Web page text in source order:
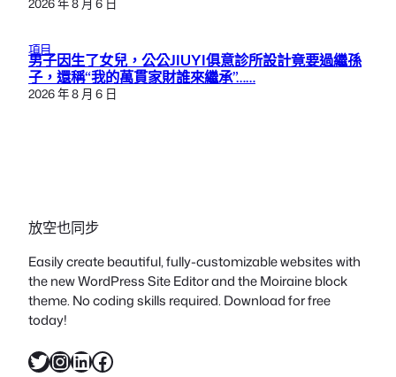
項目
男子因生了女兒，公公JIUYI俱意診所設計竟要過繼孫
子，還稱“我的萬貫家財誰來繼承”……
2026 年 8 月 6 日
放空也同步
Easily create beautiful, fully-customizable websites with
the new WordPress Site Editor and the Moiraine block
theme. No coding skills required. Download for free
today!
X InstagramLinkedIn Facebook